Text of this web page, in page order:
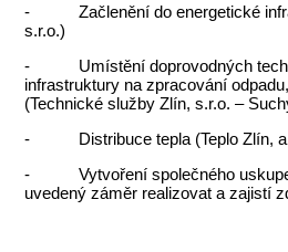
- Začlenění do energetické
s.r.o.)
- Umístění doprovodných
infrastruktury na zpracování
(Technické služby Zlín, s.r.o. –
- Distribuce tepla (Teplo Zlín,
- Vytvoření společného
uvedený záměr realizovat a zajistí